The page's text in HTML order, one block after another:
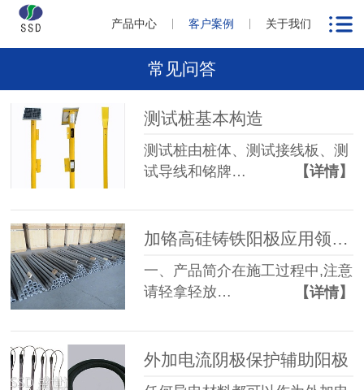
产品中心 客户案例 关于我们
常见问答
测试桩基本构造
测试桩由桩体、测试接线板、测
试导线和铭牌…
【详情】
加铬高硅铸铁阳极应用领域及产品说明
一、产品简介在施工过程中,注意
请轻拿轻放…
【详情】
外加电流阴极保护辅助阳极